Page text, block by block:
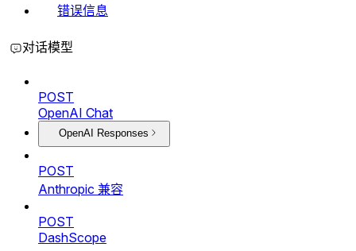
错误信息
对话模型
POST
OpenAI Chat
OpenAI Responses
POST
Anthropic 兼容
POST
DashScope